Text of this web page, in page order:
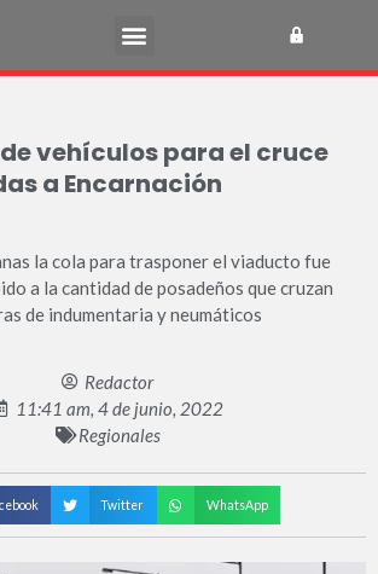
vehículos para el cruce
a Encarnación
la cola para trasponer el viaducto fue
a la cantidad de posadeños que cruzan
de indumentaria y neumáticos
Redactor
11:41 am, 4 de junio, 2022
Regionales
Twitter WhatsApp